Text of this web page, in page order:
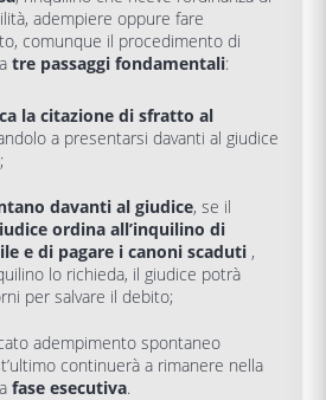
adempiere oppure fare
comunque il procedimento di
tre passaggi fondamentali:
la citazione di sfratto al
a presentarsi davanti al giudice
davanti al giudice, se il
ordina all’inquilino di
e di pagare i canoni scaduti ,
lo richieda, il giudice potrà
per salvare il debito;
adempimento spontaneo
continuerà a rimanere nella
fase esecutiva.